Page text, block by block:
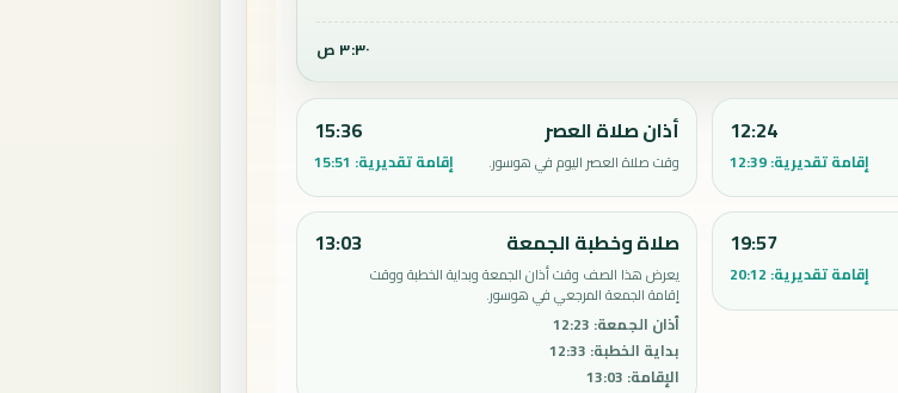
٣:٣٠ ص
12:24
إقامة تقديرية:12:39
أذان صلاة العصر
وقت صلاة العصر اليوم في هوسور.
15:36
إقامة تقديرية: 15:51
19:57
إقامة تقديرية: 20:12
صلاة وخطبة الجمعة
يعرض هذا الصف وقت أذان الجمعة وبداية الخطبة ووقت
إقامة الجمعة المرجعي في هوسور.
أذان الجمعة:
12:23
بداية الخطبة:
12:33
الإقامة:
13:03
13:03